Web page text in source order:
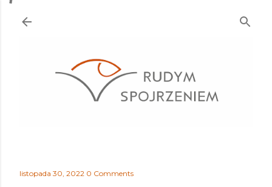
listopada 30, 2022 0 Comments